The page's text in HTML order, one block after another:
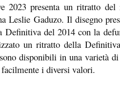
2023 presenta un ritratto
Leslie Gaduzo. Il disegno
Definitiva del 2014 con la
un ritratto della
disponibili in una varietà
facilmente i diversi valori.